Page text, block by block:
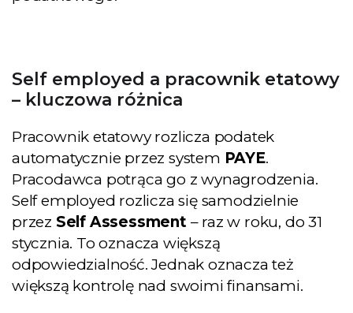
Self employed a pracownik etatowy
– kluczowa różnica
Pracownik etatowy rozlicza podatek
automatycznie przez system PAYE.
Pracodawca potrąca go z wynagrodzenia.
Self employed rozlicza się samodzielnie
przez Self Assessment – raz w roku, do 31
stycznia. To oznacza większą
odpowiedzialność. Jednak oznacza też
większą kontrolę nad swoimi finansami.